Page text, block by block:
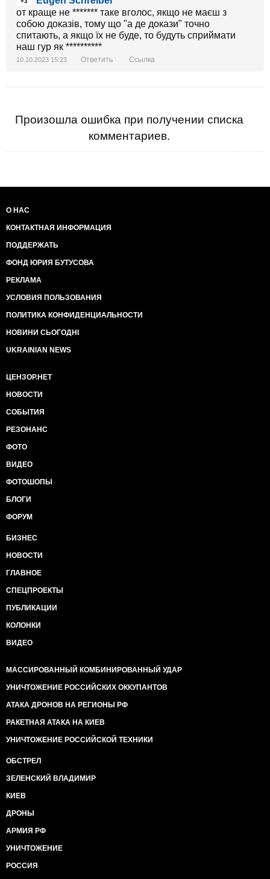
от краще не ******* таке вголос, якщо не маєш з
собою доказів, тому що "а де докази" точно
спитають, а якщо їх не буде, то будуть сприймати
наш гур як **********
10.10.2023 15:23 Ответить Ссылка
Произошла ошибка при получении списка
комментариев.
О НАС
КОНТАКТНАЯ ИНФОРМАЦИЯ
ПОДДЕРЖАТЬ
ФОНД ЮРИЯ БУТУСОВА
РЕКЛАМА
УСЛОВИЯ ПОЛЬЗОВАНИЯ
ПОЛИТИКА КОНФИДЕНЦИАЛЬНОСТИ
НОВИНИ СЬОГОДНІ
UKRAINIAN NEWS
ЦЕНЗОР.НЕТ
НОВОСТИ
СОБЫТИЯ
РЕЗОНАНС
ФОТО
ВИДЕО
ФОТОШОПЫ
БЛОГИ
ФОРУМ
БИЗНЕС
НОВОСТИ
ГЛАВНОЕ
СПЕЦПРОЕКТЫ
ПУБЛИКАЦИИ
КОЛОНКИ
ВИДЕО
МАССИРОВАННЫЙ КОМБИНИРОВАННЫЙ УДАР
УНИЧТОЖЕНИЕ РОССИЙСКИХ ОККУПАНТОВ
АТАКА ДРОНОВ НА РЕГИОНЫ РФ
РАКЕТНАЯ АТАКА НА КИЕВ
УНИЧТОЖЕНИЕ РОССИЙСКОЙ ТЕХНИКИ
ОБСТРЕЛ
ЗЕЛЕНСКИЙ ВЛАДИМИР
КИЕВ
ДРОНЫ
АРМИЯ РФ
УНИЧТОЖЕНИЕ
РОССИЯ